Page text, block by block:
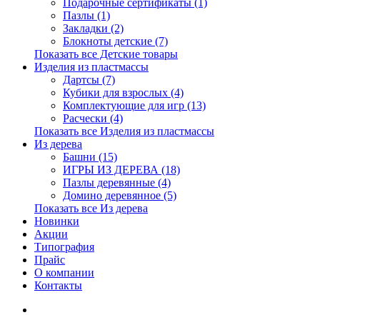
Подарочные сертификаты (1)
Пазлы (1)
Закладки (2)
Блокноты детские (7)
Показать все Детские товары
Изделия из пластмассы
Дартсы (7)
Кубики для взрослых (4)
Комплектующие для игр (13)
Расчески (4)
Показать все Изделия из пластмассы
Из дерева
Башни (15)
ИГРЫ ИЗ ДЕРЕВА (18)
Пазлы деревянные (4)
Домино деревянное (5)
Показать все Из дерева
Новинки
Акции
Типография
Прайс
О компании
Контакты